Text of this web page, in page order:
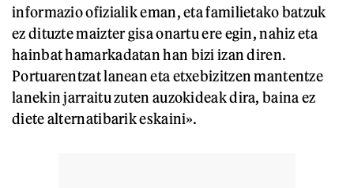
informazio ofizialik eman, eta familietako batzuk
ez dituzte maizter gisa onartu ere egin, nahiz eta
hainbat hamarkadatan han bizi izan diren.
Portuarentzat lanean eta etxebizitzen mantentze
lanekin jarraitu zuten auzokideak dira, baina ez
diete alternatibarik eskaini».